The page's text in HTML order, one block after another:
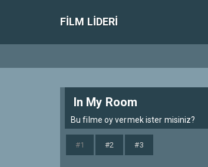
FILM LIDERI
In My Room
Bu filme oy vermek ister misiniz?
#1 #2 #3